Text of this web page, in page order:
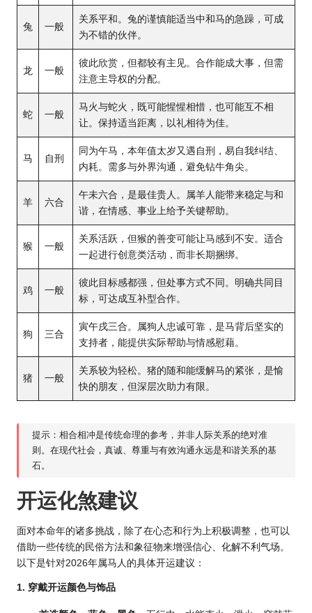
兔 一般
关系平和。兔的谨慎能适当中和马的急躁，可成
为不错的伙伴。
龙 一般
彼此欣赏，但都较有主见。合作能成大事，但需
注意主导权的分配。
蛇 一般
马火与蛇火，既可能惺惺相惜，也可能互不相
让。保持适当距离，以礼相待为佳。
马 自刑
同为午马，本年值太岁又遇自刑，易自我纠结、
内耗。需多与外界沟通，避免钻牛角尖。
羊 六合
午未六合，是最佳贵人。属羊人能带来稳定与和
谐，在情感、事业上给予关键帮助。
猴 一般
关系活跃，但猴的善变可能让马感到不安。适合
一起进行创意类活动，而非长期捆绑。
鸡 一般
彼此目标感都强，但处事方式不同。明确共同目
标，可达成互补型合作。
狗 三合
寅午戌三合。属狗人忠诚可靠，是马背后坚实的
支持者，能提供实际帮助与情感慰藉。
猪 一般
关系较为轻松。猪的随和能缓解马的紧张，是愉
快的朋友，但深层次助力有限。
提示：相合相冲是传统命理的参考，并非人际关系的绝对准
则。在现代社会，真诚、尊重与有效沟通永远是和谐关系的基
石。
开运化煞建议
面对本命年的诸多挑战，除了在心态和行为上积极调整，也可以
借助一些传统的民俗方法和象征物来增强信心、化解不利气场。
以下是针对2026年属马人的具体开运建议：
1. 穿戴开运颜色与饰品